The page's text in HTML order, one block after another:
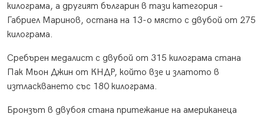
килограма, а другият българин в тази категория -
Габриел Маринов, остана на 13-о място с двубой от 275
килограма.
Сребърен медалист с двубой от 315 килограма стана
Пак Мьон Джин от КНДР, който взе и златото в
изтласкването със 180 килограма.
Бронзът в двубоя стана притежание на американеца